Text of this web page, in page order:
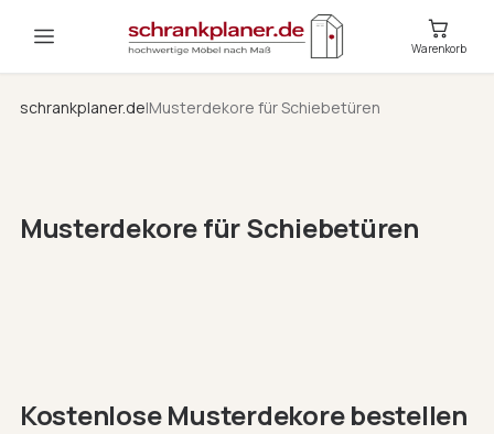
Warenkorb
schrankplaner.de|Musterdekore für Schiebetüren
Musterdekore für Schiebetüren
Kostenlose Musterdekore bestellen